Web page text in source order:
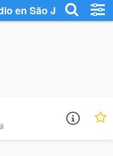
en São João da